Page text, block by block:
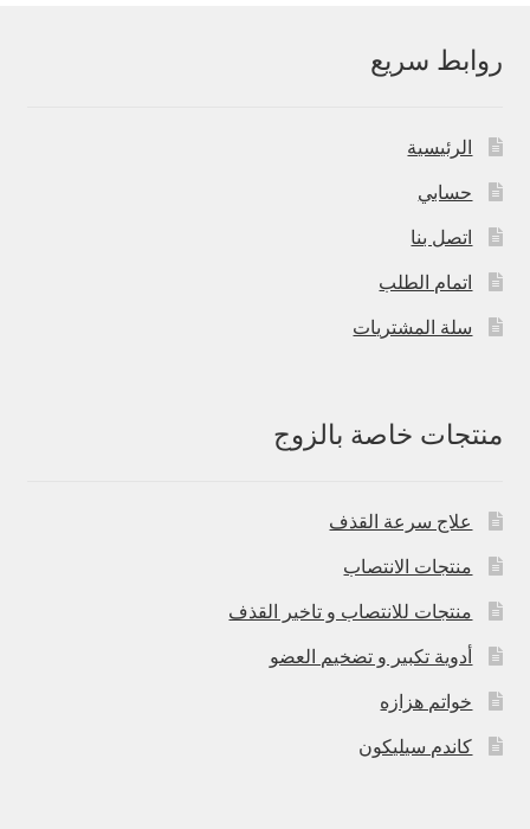
روابط سريع
الرئيسية
حسابي
اتصل بنا
اتمام الطلب
سلة المشتريات
منتجات خاصة بالزوج
علاج سرعة القذف
منتجات الانتصاب
منتجات للانتصاب و تاخير القذف
أدوية تكبير و تضخيم العضو
خواتم هزازه
كاندم سيليكون